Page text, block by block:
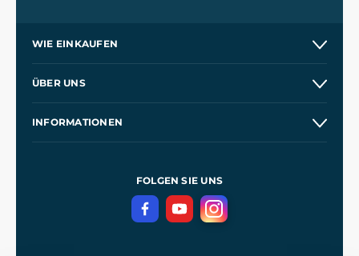
WIE EINKAUFEN
Kontakt
ÜBER UNS
INFORMATIONEN
DatenschutzerklärungFOLGEN SIE UNS